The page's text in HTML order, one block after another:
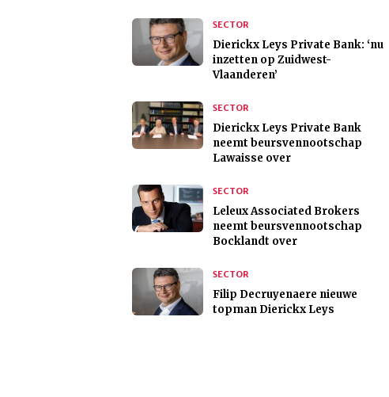
SECTOR
Dierickx Leys Private Bank: ‘nu
inzetten op Zuidwest-
Vlaanderen’
SECTOR
Dierickx Leys Private Bank
neemt beursvennootschap
Lawaisse over
SECTOR
Leleux Associated Brokers
neemt beursvennootschap
Bocklandt over
SECTOR
Filip Decruyenaere nieuwe
topman Dierickx Leys